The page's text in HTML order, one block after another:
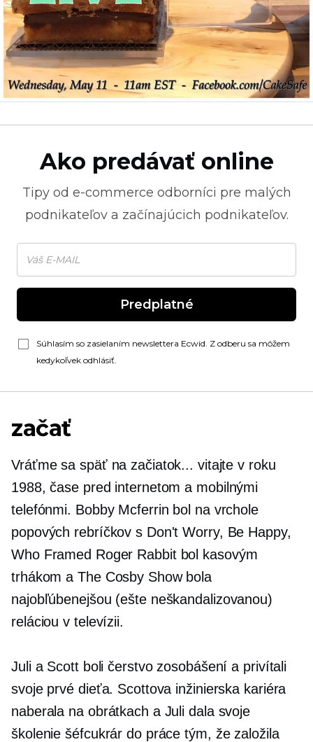
Ako predávať online
Tipy od e-commerce odborníci pre malých
podnikateľov a začínajúcich podnikateľov.
Predplatné
Súhlasím so zasielaním newslettera Ecwid. Z odberu sa môžem
kedykoľvek odhlásiť.
začať
Vráťme sa späť na začiatok... vitajte v roku
1988, čase pred internetom a mobilnými
telefónmi. Bobby Mcferrin bol na vrchole
popových rebríčkov s Don't Worry, Be Happy,
Who Framed Roger Rabbit bol kasovým
trhákom a The Cosby Show bola
najobľúbenejšou (ešte neškandalizovanou)
reláciou v televízii.
Juli a Scott boli čerstvo zosobášení a privítali
svoje prvé dieťa. Scottova inžinierska kariéra
naberala na obrátkach a Juli dala svoje
školenie šéfcukrár do práce tým, že založila